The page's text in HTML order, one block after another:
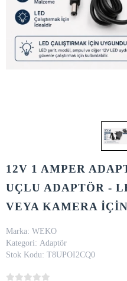
12V 1 AMPER
UÇLU ADAPTÖR -
VEYA KAMERA
Marka: WEKO
Kategori: Adaptör
Stok Kodu: T8UPOI2CQ0